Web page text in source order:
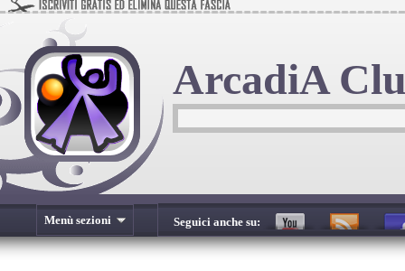
ArcadiA
Menù sezioni Seguici anche su: